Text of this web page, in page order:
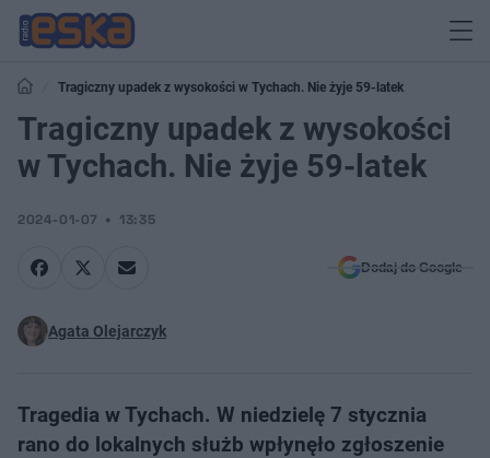
Tragiczny upadek z wysokości w Tychach. Nie żyje 59-latek
Tragiczny upadek z wysokości
w Tychach. Nie żyje 59-latek
2024-01-07 13:35
Dodaj do Google
Agata Olejarczyk
Tragedia w Tychach. W niedzielę 7 stycznia
rano do lokalnych służb wpłynęło zgłoszenie